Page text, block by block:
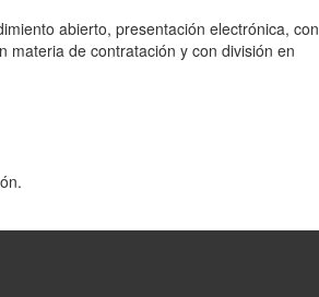
abierto, presentación electrónica, con
materia de contratación y con división en